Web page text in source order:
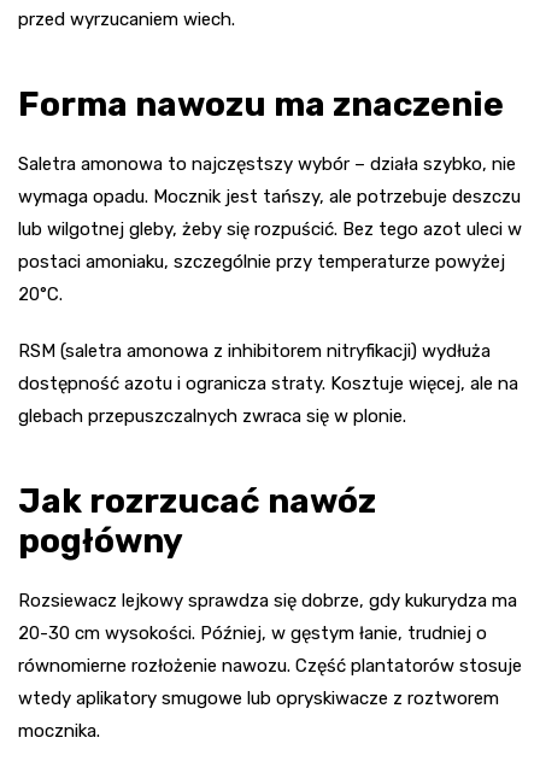
przed wyrzucaniem wiech.
Forma nawozu ma znaczenie
Saletra amonowa to najczęstszy wybór – działa szybko, nie
wymaga opadu. Mocznik jest tańszy, ale potrzebuje deszczu
lub wilgotnej gleby, żeby się rozpuścić. Bez tego azot uleci w
postaci amoniaku, szczególnie przy temperaturze powyżej
20°C.
RSM (saletra amonowa z inhibitorem nitryfikacji) wydłuża
dostępność azotu i ogranicza straty. Kosztuje więcej, ale na
glebach przepuszczalnych zwraca się w plonie.
Jak rozrzucać nawóz
pogłówny
Rozsiewacz lejkowy sprawdza się dobrze, gdy kukurydza ma
20-30 cm wysokości. Później, w gęstym łanie, trudniej o
równomierne rozłożenie nawozu. Część plantatorów stosuje
wtedy aplikatory smugowe lub opryskiwacze z roztworem
mocznika.